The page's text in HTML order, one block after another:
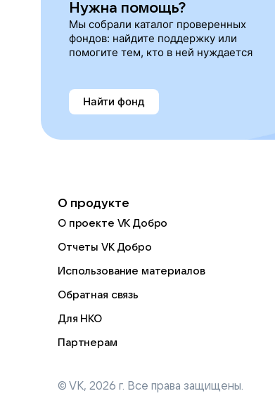
Нужна помощь?
Мы собрали каталог проверенных
фондов: найдите поддержку или
помогите тем, кто в ней нуждается
Найти фонд
О продукте
О проекте VK Добро
Отчеты VK Добро
Использование материалов
Обратная связь
Для НКО
Партнерам
© VK, 2026 г. Все права защищены.